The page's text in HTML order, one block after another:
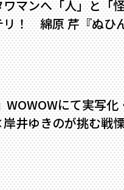
マンへ――「人」と「
リ！ 綿原 芹『ぬひ
WOWOWにて実写
ゆきのが挑む戦